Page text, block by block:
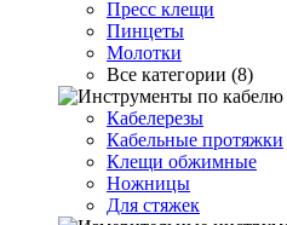
Пресс клещи
Пинцеты
Молотки
Все категории (8)
Кабелерезы
Кабельные протяжки
Клещи обжимные
Ножницы
Для стяжек